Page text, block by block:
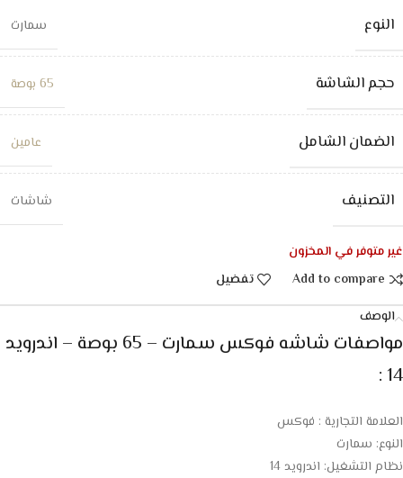
النوع سمارت
حجم الشاشة 65 بوصة
الضمان الشامل عامين
التصنيف شاشات
غير متوفر في المخزون
Add to compare
تفضيل
الوصف
مواصفات شاشه فوكس سمارت – 65 بوصة – اندرويد
14 :
العلامة التجارية : فوكس
النوع: سمارت
نظام التشغيل: اندرويد 14